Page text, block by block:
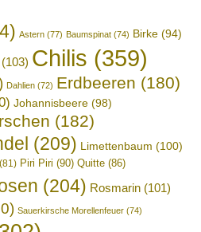
Astern (77) Baumspinat (74) Birke (94)
(103) Chilis (359)
Dahlien (72) Erdbeeren (180)
Johannisbeere (98)
(182)
(209) Limettenbaum (100)
(81) Piri Piri (90) Quitte (86)
(204) Rosmarin (101)
Sauerkirsche Morellenfeuer (74)